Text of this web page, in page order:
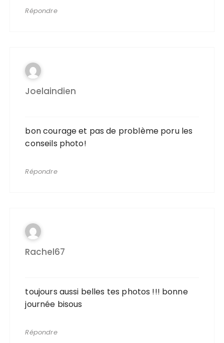
Répondre
Joelaindien
bon courage et pas de problème poru les
conseils photo!
Répondre
Rachel67
toujours aussi belles tes photos !!! bonne
journée bisous
Répondre